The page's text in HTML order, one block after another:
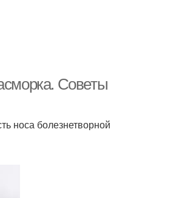
Советы
носа болезнетворной